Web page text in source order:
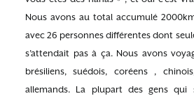
Nous avons au total accumulé
avec 26 personnes différentes dont
s’attendait pas à ça. Nous avons
brésiliens, suédois, coréens ,
allemands. La plupart des gens qui